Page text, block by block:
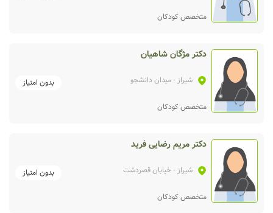
متخصص کودکان
دکتر مژگان شاهیان
شیراز - میدان دانشجو بدون امتیاز
متخصص کودکان
دکتر مریم رضایی فرید
شیراز - خیابان قصردشت بدون امتیاز
متخصص کودکان